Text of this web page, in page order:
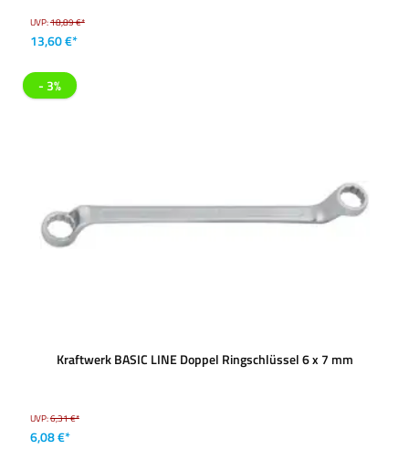
UVP:18,89 €*
13,60 €*
- 3%
Kraftwerk BASIC LINE Doppel Ringschlüssel 6 x 7 mm
UVP:6,31 €*
6,08 €*